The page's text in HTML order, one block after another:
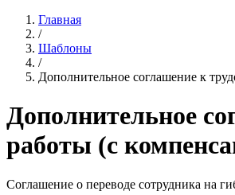
Главная
/
Шаблоны
/
Дополнительное соглашение к
Дополнительное
работы (с
Соглашение о переводе сотрудника на